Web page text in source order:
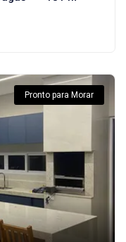
Pronto para Morar